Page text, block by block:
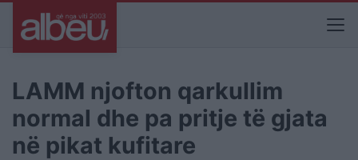
LAMM njofton qarkullim
normal dhe pa pritje të gjata
në pikat kufitare